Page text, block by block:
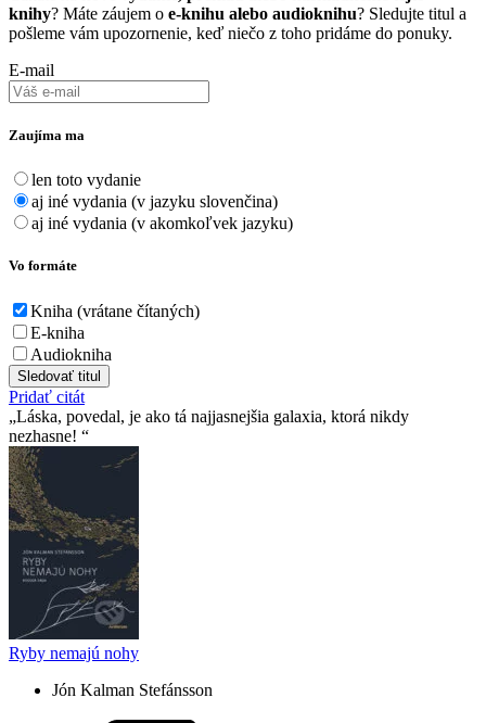
knihy? Máte záujem o e-knihu alebo audioknihu? Sledujte titul a
pošleme vám upozornenie, keď niečo z toho pridáme do ponuky.
E-mail
Zaujíma ma
len toto vydanie
aj iné vydania (v jazyku slovenčina)
aj iné vydania (v akomkoľvek jazyku)
Vo formáte
Kniha (vrátane čítaných)
E-kniha
Audiokniha
Sledovať titul
Pridať citát
Láska, povedal, je ako tá najjasnejšia galaxia, ktorá nikdy
nezhasne!
Ryby nemajú nohy
Jón Kalman Stefánsson